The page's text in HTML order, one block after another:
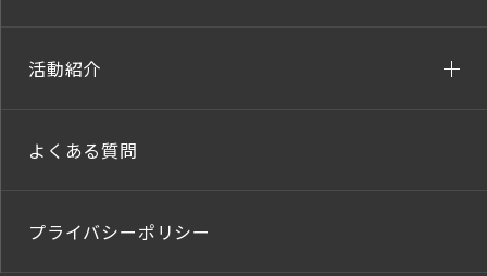
活動紹介
よくある質問
プライバシーポリシー